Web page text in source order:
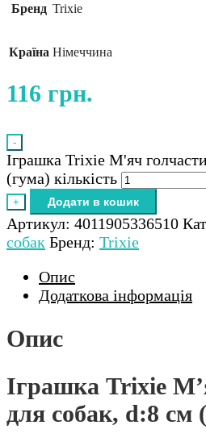
Бренд Trixie
Країна Німеччина
116 грн.
-
Іграшка Trixie М'яч
(гума) кількість
+ Додати в кошик
Артикул: 4011905336510
собак Бренд: Trixie
Опис
Додаткова інформація
Опис
Іграшка Trixie
для собак, d:8 см